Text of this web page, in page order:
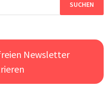
Newsletter